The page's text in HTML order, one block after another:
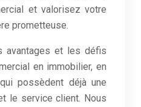
et valorisez votre
prometteuse.
avantages et les défis
en immobilier, en
possèdent déjà une
le service client. Nous